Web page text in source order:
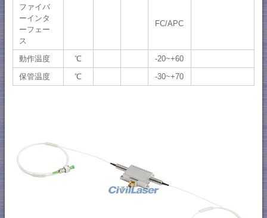
ファイバ
ーインタ
ーフェー
ス
FC/APC
動作温度 ℃
-20~+60
保管温度
℃ -30~+70